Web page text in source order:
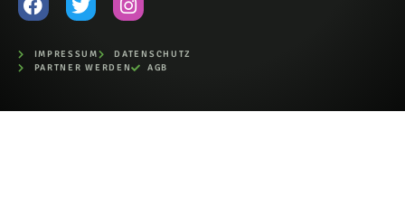
IMPRESSUM
DATENSCHUTZ
PARTNER WERDEN
AGB